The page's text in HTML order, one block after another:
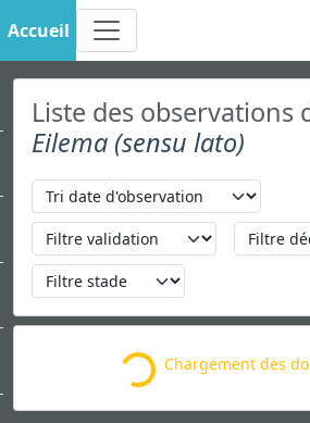
Accueil
Liste des observations
Eilema (sensu lato)
Loading... Chargement des